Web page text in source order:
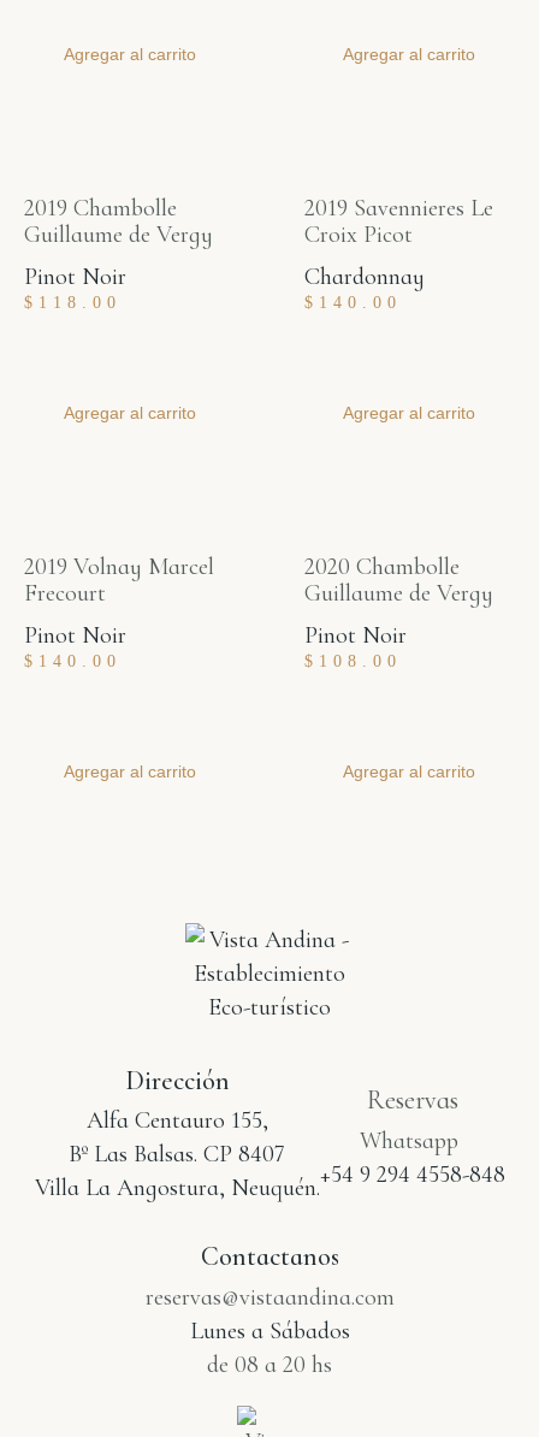
Agregar al carrito Agregar al carrito
2019 Chambolle
Guillaume de Vergy
Pinot Noir
$ 118.00
Agregar al carrito
2019 Savennieres Le
Croix Picot
Chardonnay
$ 140.00
Agregar al carrito
2019 Volnay Marcel
Frecourt
Pinot Noir
$ 140.00
Agregar al carrito
2020 Chambolle
Guillaume de Vergy
Pinot Noir
$ 108.00
Agregar al carrito
Dirección
Alfa Centauro 155,
Bº Las Balsas. CP 8407
Villa La Angostura, Neuquén.
Reservas
Whatsapp
+54 9 294 4558-848
Contactanos
reservas@vistaandina.com
Lunes a Sábados
de 08 a 20 hs